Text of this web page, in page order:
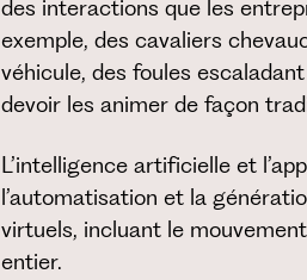
des interactions que les
exemple, des cavaliers
véhicule, des foules
devoir les animer de façon
L’intelligence artificielle et
l’automatisation et la
virtuels, incluant le
entier.